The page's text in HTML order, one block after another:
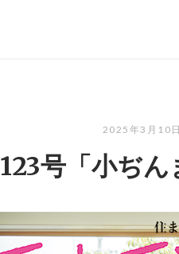
2025年3月10日
123号「小ぢん